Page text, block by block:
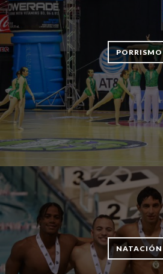
PORRISMO
NATACIÓN